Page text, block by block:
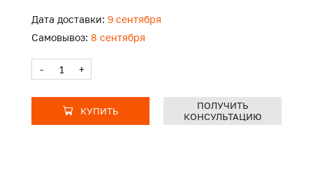
Дата доставки: 9 сентября
Самовывоз: 8 сентября
- +
КУПИТЬ
ПОЛУЧИТЬ
КОНСУЛЬТАЦИЮ